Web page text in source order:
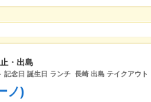
・出島
記念日 誕生日 ランチ 長崎 出島 テイクアウト
ノ)